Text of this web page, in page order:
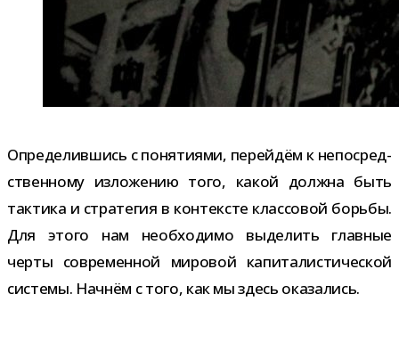
Определившись с поня­ти­ями, перей­дём к непо­сред­
ствен­ному изло­же­нию того, какой должна быть
так­тика и стра­те­гия в кон­тек­сте клас­со­вой борьбы.
Для этого нам необ­хо­димо выде­лить глав­ные
черты совре­мен­ной миро­вой капи­та­ли­сти­че­ской
системы. Начнём с того, как мы здесь оказались.